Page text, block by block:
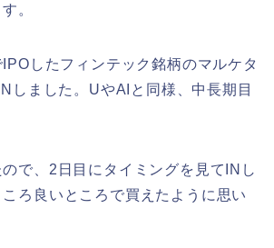
。
したフィンテック銘柄のマルケタ
しました。UやAIと同様、中長期目
で、2日目にタイミングを見てINし
ろ良いところで買えたように思い